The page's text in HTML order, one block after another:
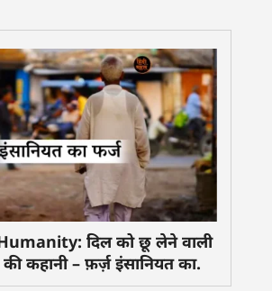
दिल को छू लेने वाली
कहानी – फ़र्ज़ इंसानियत का.